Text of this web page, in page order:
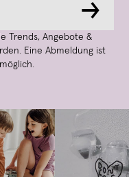
→
Trends, Angebote &
Eine Abmeldung ist